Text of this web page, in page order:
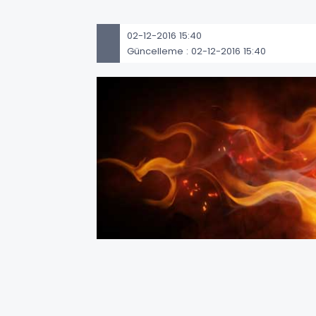
02-12-2016 15:40
Güncelleme : 02-12-2016 15:40